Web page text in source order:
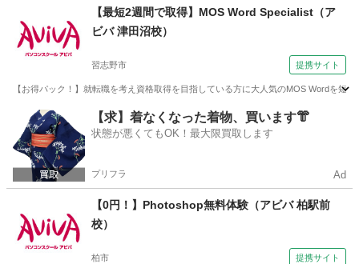
茂原駅 その他
【最短2週間で取得】MOS Word Specialist（ア
ビバ 津田沼校）
習志野市 提携サイト
【お得パック！】就転職を考え資格取得を目指している方に大人気のMOS Wordを
千葉 習志野市 ワード
【求】着なくなった着物、買います👘
状態が悪くてもOK！最大限買取します
プリフラ Ad
【0円！】Photoshop無料体験（アビバ 柏駅前
校）
柏市 提携サイト